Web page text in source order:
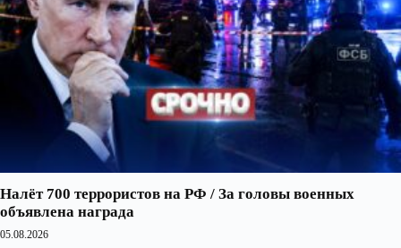
Налёт 700 террористов на РФ / За головы военных
объявлена награда
05.08.2026